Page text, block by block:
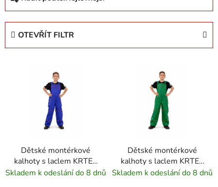
z
OTEVŘÍT FILTR
d
u
Dětské montérkové
kalhoty s laclem KRTEX
RETRO modré
Skladem k odeslání do 8 dnů
Dětské montérkové
kalhoty s laclem KRTEX
RETRO zelené
Skladem k odeslání do 8 dnů